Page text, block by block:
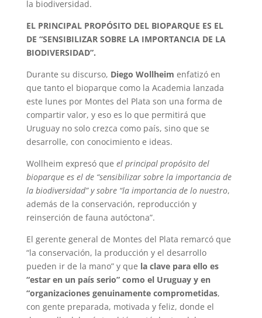
la biodiversidad.
EL PRINCIPAL PROPÓSITO DEL BIOPARQUE ES EL
DE “SENSIBILIZAR SOBRE LA IMPORTANCIA DE LA
BIODIVERSIDAD”.
Durante su discurso, Diego Wollheim enfatizó en
que tanto el bioparque como la Academia lanzada
este lunes por Montes del Plata son una forma de
compartir valor, y eso es lo que permitirá que
Uruguay no solo crezca como país, sino que se
desarrolle, con conocimiento e ideas.
Wollheim expresó que el principal propósito del
bioparque es el de “sensibilizar sobre la importancia de
la biodiversidad” y sobre “la importancia de lo nuestro,
además de la conservación, reproducción y
reinserción de fauna autóctona”.
El gerente general de Montes del Plata remarcó que
“la conservación, la producción y el desarrollo
pueden ir de la mano” y que la clave para ello es
“estar en un país serio” como el Uruguay y en
“organizaciones genuinamente comprometidas,
con gente preparada, motivada y feliz, donde el